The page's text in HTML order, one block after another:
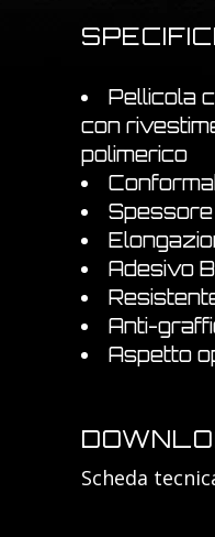
Pellicola
con
polimerico
Adesivo
Anti-
Aspetto
Scheda